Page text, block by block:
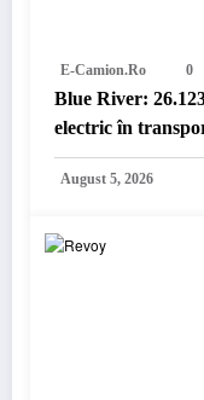
E-Camion.ro 0
Blue River:
electric în
August 5, 2026